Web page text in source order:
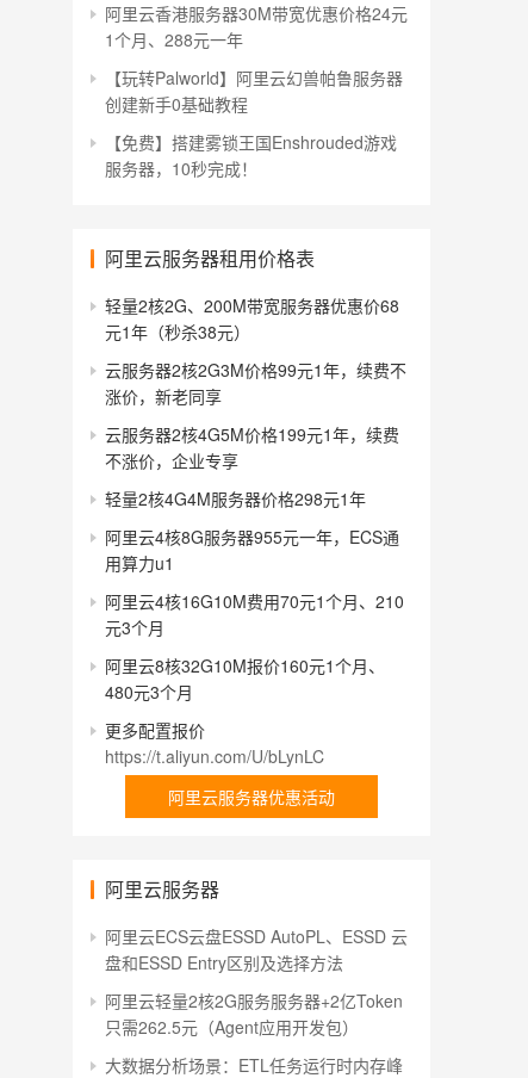
阿里云香港服务器30M带宽优惠价格24元
1个月、288元一年
【玩转Palworld】阿里云幻兽帕鲁服务器
创建新手0基础教程
【免费】搭建雾锁王国Enshrouded游戏
服务器，10秒完成！
阿里云服务器租用价格表
轻量2核2G、200M带宽服务器优惠价68
元1年（秒杀38元）
云服务器2核2G3M价格99元1年，续费不
涨价，新老同享
云服务器2核4G5M价格199元1年，续费
不涨价，企业专享
轻量2核4G4M服务器价格298元1年
阿里云4核8G服务器955元一年，ECS通
用算力u1
阿里云4核16G10M费用70元1个月、210
元3个月
阿里云8核32G10M报价160元1个月、
480元3个月
更多配置报价
https://t.aliyun.com/U/bLynLC
阿里云服务器优惠活动
阿里云服务器
阿里云ECS云盘ESSD AutoPL、ESSD 云
盘和ESSD Entry区别及选择方法
阿里云轻量2核2G服务服务器+2亿Token
只需262.5元（Agent应用开发包）
大数据分析场景：ETL任务运行时内存峰